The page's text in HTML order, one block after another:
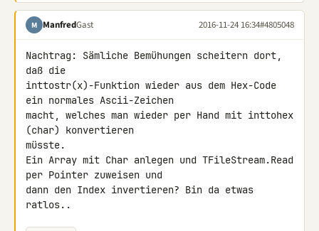
M ManfredGast 2016-11-24 16:34#4805048
Nachtrag: Sämliche Bemühungen scheitern dort,
daß die
inttostr(x)-Funktion wieder aus dem Hex-Code
ein normales Ascii-Zeichen
macht, welches man wieder per Hand mit inttohex
(char) konvertieren
müsste.
Ein Array mit Char anlegen und TFileStream.Read
per Pointer zuweisen und
dann den Index invertieren? Bin da etwas
ratlos..